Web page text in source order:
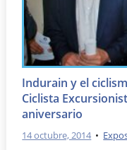
Indurain y el
Ciclista
aniversario
14 octubre, 2014 •